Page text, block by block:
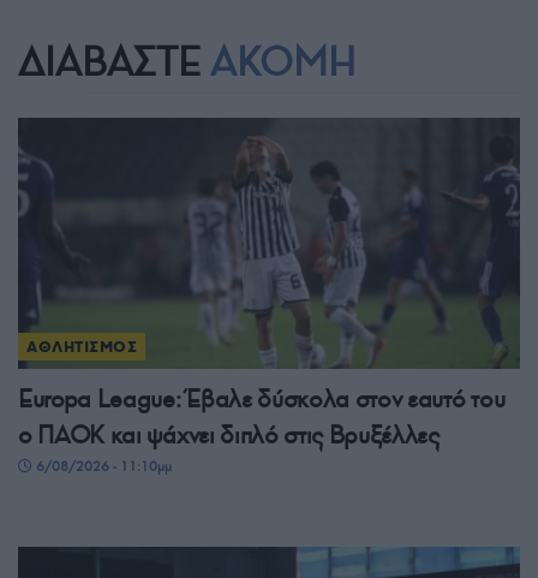
ΔΙΑΒΑΣΤΕ ΑΚΟΜΗ
ΑΘΛΗΤΙΣΜΟΣ
Europa League: Έβαλε δύσκολα στον εαυτό του
ο ΠΑΟΚ και ψάχνει διπλό στις Βρυξέλλες
6/08/2026 - 11:10μμ